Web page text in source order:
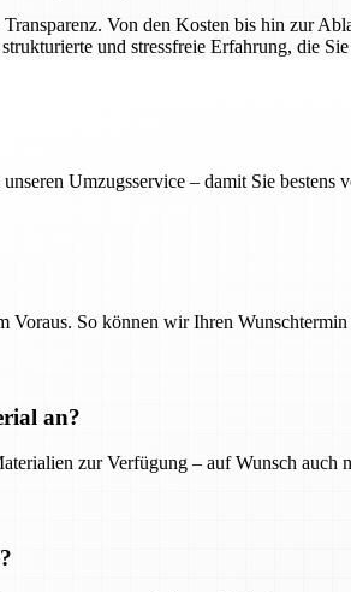
Von den Kosten bis hin zur
und stressfreie Erfahrung, die
Umzugsservice – damit Sie bestens
So können wir Ihren
an?
zur Verfügung – auf Wunsch auch